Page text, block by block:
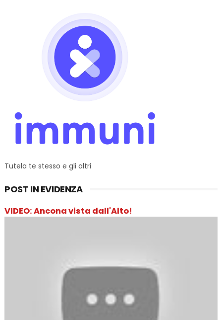
Tutela te stesso e gli altri
POST IN EVIDENZA
VIDEO: Ancona vista dall'Alto!